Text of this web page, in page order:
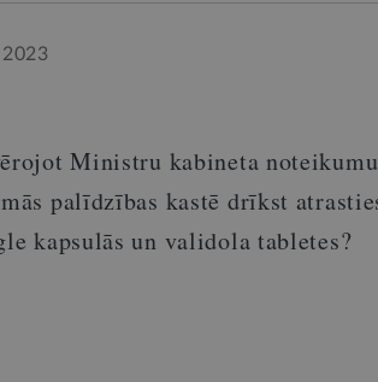
Ministru kabineta
palīdzības kastē drīkst
kapsulās un validola tabletes?